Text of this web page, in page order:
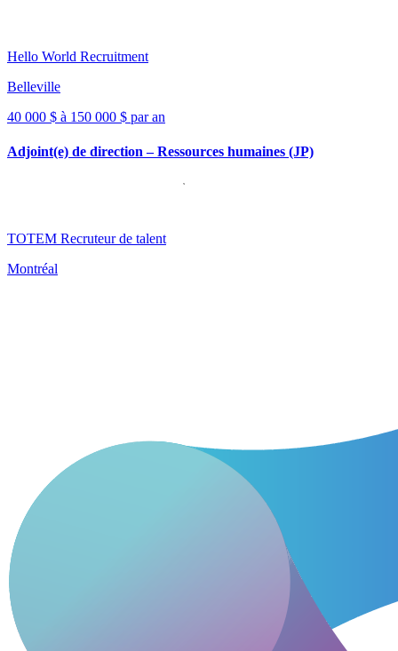
Hello World Recruitment
Belleville
40 000 $ à 150 000 $ par an
Adjoint(e) de direction – Ressources humaines (JP)
TOTEM Recruteur de talent
Montréal